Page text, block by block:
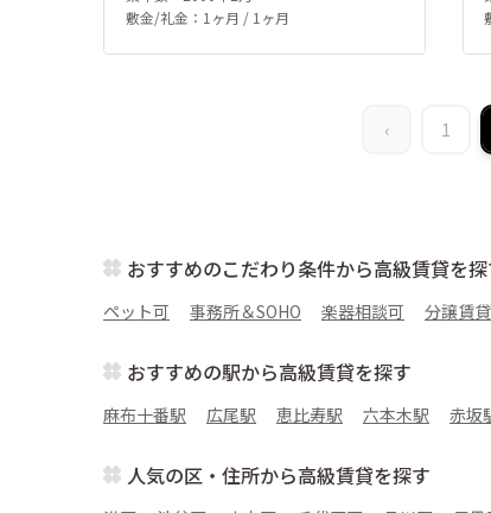
敷金/礼金：1ヶ月 / 1ヶ月
‹ 1
おすすめのこだわり条件から高級賃貸を
ペット可 事務所＆SOHO 楽器相談可 分譲賃貸
おすすめの駅から高級賃貸を探す
麻布十番駅 広尾駅 恵比寿駅 六本木駅 赤坂
人気の区・住所から高級賃貸を探す